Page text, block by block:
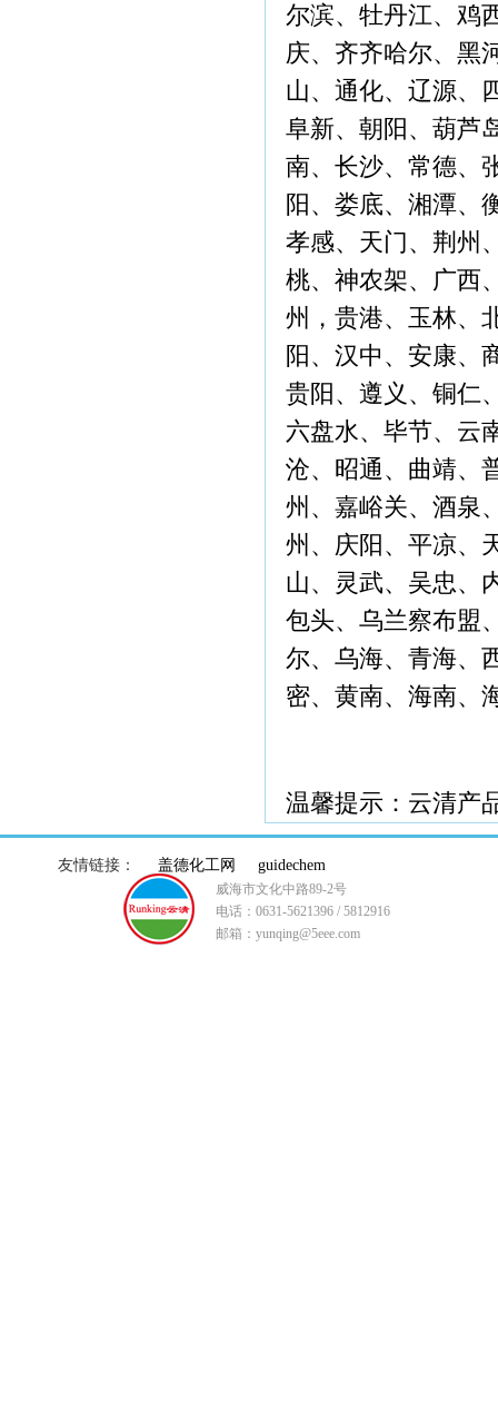
尔滨、牡丹江、鸡
庆、齐齐哈尔、黑
山、通化、辽源、
阜新、朝阳、葫芦
南、长沙、常德、
阳、娄底、湘潭、
孝感、天门、荆州
桃、神农架、广西
州，贵港、玉林、
阳、汉中、安康、
贵阳、遵义、铜仁
六盘水、毕节、云
沧、昭通、曲靖、
州、嘉峪关、酒泉
州、庆阳、平凉、
山、灵武、吴忠、
包头、乌兰察布盟
尔、乌海、青海、
密、黄南、海南、
温馨提示：云清产
友情链接： 盖德化工网 guidechem
威海市文化中路89-2号
电话：0631-5621396 / 5812916
邮箱：yunqing@5eee.com